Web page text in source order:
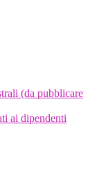
(da pubblicare
ai dipendenti